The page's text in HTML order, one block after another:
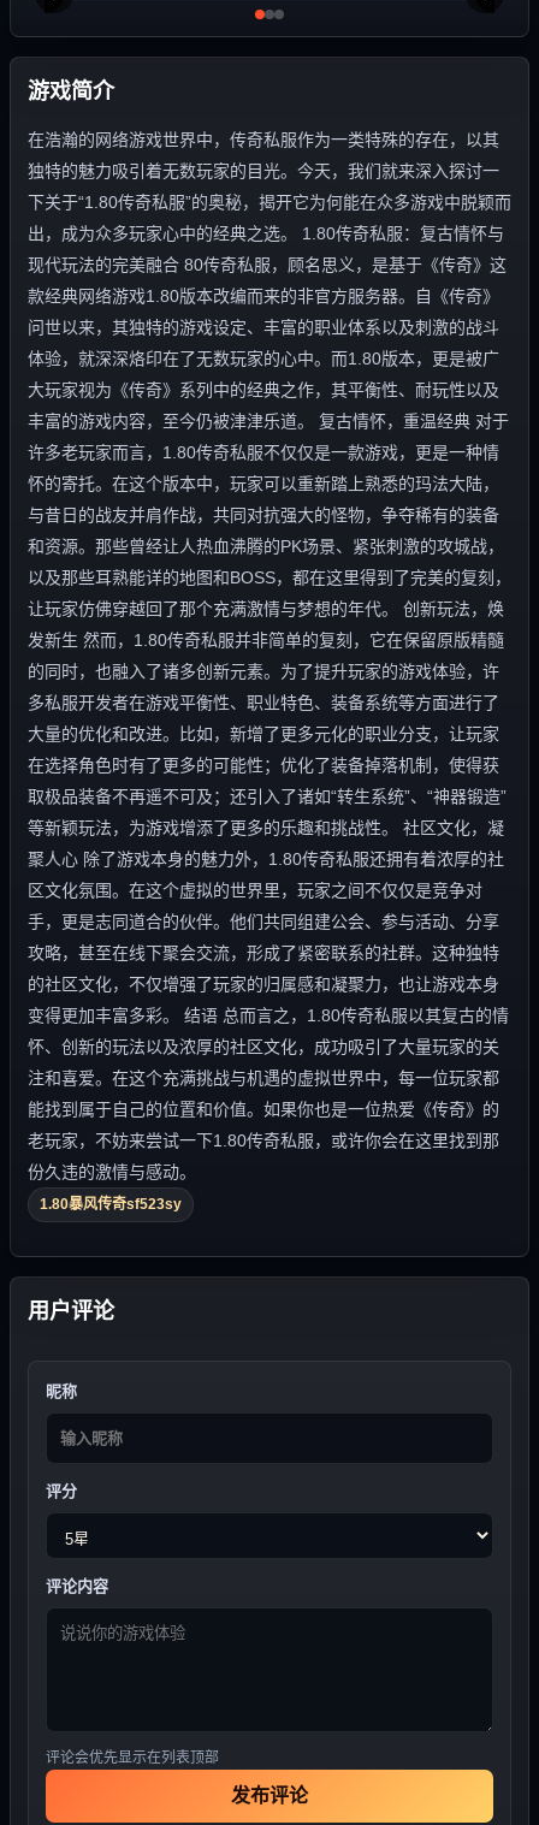
游戏简介
在浩瀚的网络游戏世界中，传奇私服作为一类特殊的存在，以其
独特的魅力吸引着无数玩家的目光。今天，我们就来深入探讨一
下关于“1.80传奇私服”的奥秘，揭开它为何能在众多游戏中脱颖而
出，成为众多玩家心中的经典之选。 1.80传奇私服：复古情怀与
现代玩法的完美融合 80传奇私服，顾名思义，是基于《传奇》这
款经典网络游戏1.80版本改编而来的非官方服务器。自《传奇》
问世以来，其独特的游戏设定、丰富的职业体系以及刺激的战斗
体验，就深深烙印在了无数玩家的心中。而1.80版本，更是被广
大玩家视为《传奇》系列中的经典之作，其平衡性、耐玩性以及
丰富的游戏内容，至今仍被津津乐道。 复古情怀，重温经典 对于
许多老玩家而言，1.80传奇私服不仅仅是一款游戏，更是一种情
怀的寄托。在这个版本中，玩家可以重新踏上熟悉的玛法大陆，
与昔日的战友并肩作战，共同对抗强大的怪物，争夺稀有的装备
和资源。那些曾经让人热血沸腾的PK场景、紧张刺激的攻城战，
以及那些耳熟能详的地图和BOSS，都在这里得到了完美的复刻，
让玩家仿佛穿越回了那个充满激情与梦想的年代。 创新玩法，焕
发新生 然而，1.80传奇私服并非简单的复刻，它在保留原版精髓
的同时，也融入了诸多创新元素。为了提升玩家的游戏体验，许
多私服开发者在游戏平衡性、职业特色、装备系统等方面进行了
大量的优化和改进。比如，新增了更多元化的职业分支，让玩家
在选择角色时有了更多的可能性；优化了装备掉落机制，使得获
取极品装备不再遥不可及；还引入了诸如“转生系统”、“神器锻造”
等新颖玩法，为游戏增添了更多的乐趣和挑战性。 社区文化，凝
聚人心 除了游戏本身的魅力外，1.80传奇私服还拥有着浓厚的社
区文化氛围。在这个虚拟的世界里，玩家之间不仅仅是竞争对
手，更是志同道合的伙伴。他们共同组建公会、参与活动、分享
攻略，甚至在线下聚会交流，形成了紧密联系的社群。这种独特
的社区文化，不仅增强了玩家的归属感和凝聚力，也让游戏本身
变得更加丰富多彩。 结语 总而言之，1.80传奇私服以其复古的情
怀、创新的玩法以及浓厚的社区文化，成功吸引了大量玩家的关
注和喜爱。在这个充满挑战与机遇的虚拟世界中，每一位玩家都
能找到属于自己的位置和价值。如果你也是一位热爱《传奇》的
老玩家，不妨来尝试一下1.80传奇私服，或许你会在这里找到那
份久违的激情与感动。
1.80暴风传奇sf523sy
用户评论
昵称
评分
评论内容
评论会优先显示在列表顶部
发布评论